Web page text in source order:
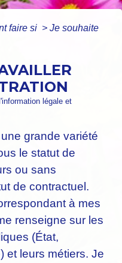
faire si > Je souhaite
légale et
grande variété
le statut de
ou sans
de contractuel.
à mes
renseigne sur les
(État,
et leurs métiers. Je